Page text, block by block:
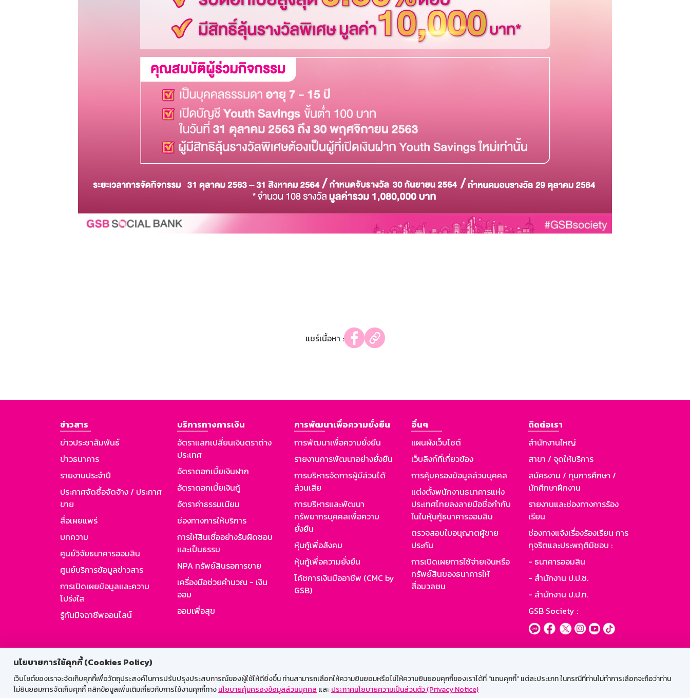
นโยบายการใช้คุกกี้ (Cookies Policy)
เว็บไซต์ของเราจะจัดเก็บคุกกี้เพื่อวัตถุประสงค์ในการปรับปรุงประสบการณ์ของผู้ใช้ให้ดียิ่งขึ้น ท่านสามารถเลือกให้ความยินยอมหรือไม่ให้ความยินยอมคุกกี้ของเราได้ที่ "แถบคุกกี้” แต่ละประเภท ในกรณีที่ท่านไม่ทำการเลือกจะถือว่าท่าน
ไม่ยินยอมการจัดเก็บคุกกี้ คลิกข้อมูลเพิ่มเติมเกี่ยวกับการใช้งานคุกกี้ทางนโยบายคุ้มครองข้อมูลส่วนบุคคล และประกาศนโยบายความเป็นส่วนตัว (Privacy Notice)
แชร์เนื้อหา :
ข่าวสาร
ข่าวประชาสัมพันธ์
ข่าวธนาคาร
รายงานประจำปี
ประกาศจัดซื้อจัดจ้าง / ประกาศ
ขาย
สื่อเผยแพร่
บทความ
ศูนย์วิจัยธนาคารออมสิน
ศูนย์บริการข้อมูลข่าวสาร
การเปิดเผยข้อมูลและความ
โปร่งใส
รู้ทันมิจฉาชีพออนไลน์
บริการทางการเงิน
อัตราแลกเปลี่ยนเงินตราต่าง
ประเทศ
อัตราดอกเบี้ยเงินฝาก
อัตราดอกเบี้ยเงินกู้
อัตราค่าธรรมเนียม
ช่องทางการให้บริการ
การให้สินเชื่ออย่างรับผิดชอบ
และเป็นธรรม
NPA ทรัพย์สินรอการขาย
เครื่องมือช่วยคำนวณ - เงิน
ออม
ออมเพื่อสุข
การพัฒนาเพื่อความยั่งยืน
การพัฒนาเพื่อความยั่งยืน
รายงานการพัฒนาอย่างยั่งยืน
การบริหารจัดการผู้มีส่วนได้
ส่วนเสีย
การบริหารและพัฒนา
ทรัพยากรบุคคลเพื่อความ
ยั่งยืน
หุ้นกู้เพื่อสังคม
หุ้นกู้เพื่อความยั่งยืน
โค้ชการเงินมืออาชีพ (CMC by
GSB)
อื่นๆ
แผนผังเว็บไซต์
เว็บลิงก์ที่เกี่ยวข้อง
การคุ้มครองข้อมูลส่วนบุคคล
แต่งตั้งพนักงานธนาคารแห่ง
ประเทศไทยลงลายมือชื่อกำกับ
ในใบหุ้นกู้ธนาคารออมสิน
ตรวจสอบใบอนุญาตผู้ขาย
ประกัน
การเปิดเผยการใช้จ่ายเงินหรือ
ทรัพย์สินของธนาคารให้
สื่อมวลชน
ติดต่อเรา
สำนักงานใหญ่
สาขา / จุดให้บริการ
สมัครงาน / ทุนการศึกษา /
นักศึกษาฝึกงาน
รายงานและช่องทางการร้อง
เรียน
ช่องทางแจ้งเรื่องร้องเรียน การ
ทุจริตและประพฤติมิชอบ :
- ธนาคารออมสิน
- สำนักงาน ป.ป.ช.
- สำนักงาน ป.ป.ท.
GSB Society :